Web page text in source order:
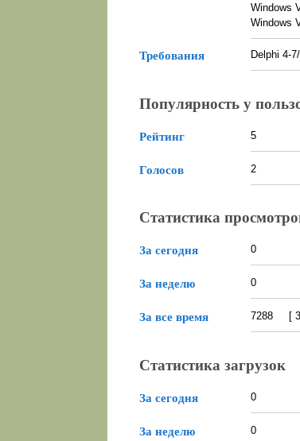
Windows
Windows
Требования Delphi 4-
Популярность у
Рейтинг 5
Голосов 2
Статистика
За сегодня 0
За неделю 0
За все время 7288 [
Статистика загрузок
За сегодня 0
За неделю 0